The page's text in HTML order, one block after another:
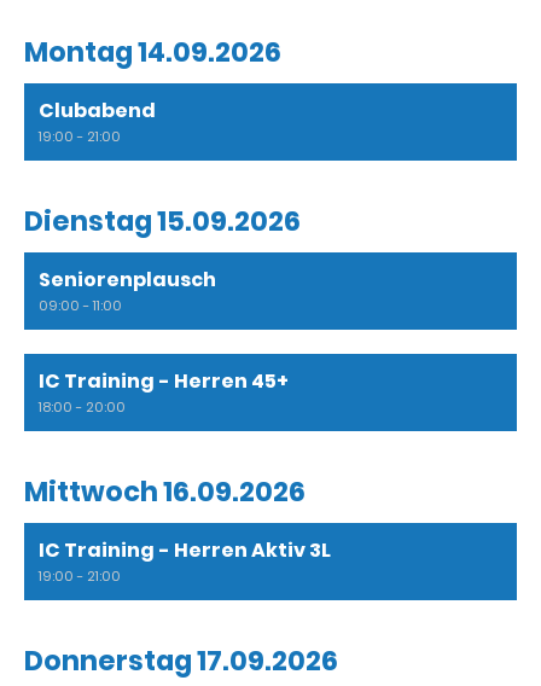
Montag 14.09.2026
Clubabend
19:00 - 21:00
Dienstag 15.09.2026
Seniorenplausch
09:00 - 11:00
IC Training - Herren 45+
18:00 - 20:00
Mittwoch 16.09.2026
IC Training - Herren Aktiv 3L
19:00 - 21:00
Donnerstag 17.09.2026